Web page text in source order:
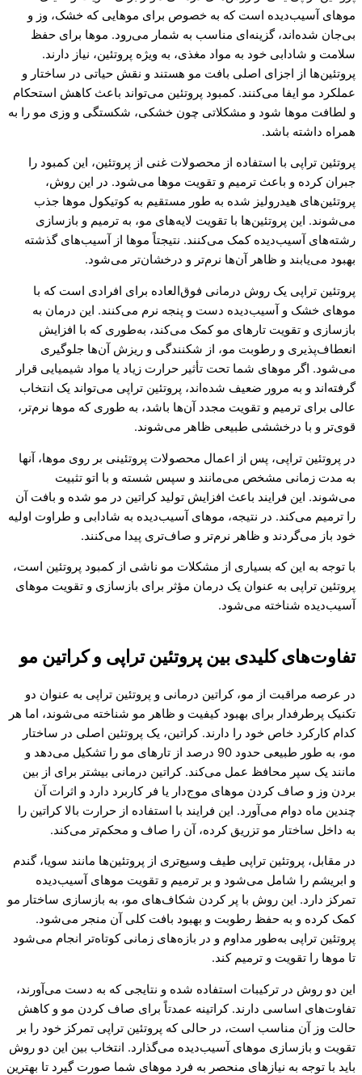
موهای آسیب‌دیده است که به خصوص برای موهایی که خشک، وز و
بی‌جان شده‌اند، گزینه‌ای مناسب به شمار می‌رود. موها برای حفظ
سلامت و شادابی خود به مواد مغذی، به ویژه پروتئین، نیاز دارند.
پروتئین‌ها از اجزای اصلی بافت مو هستند و نقش حیاتی در ساختار و
عملکرد مو ایفا می‌کنند. کمبود پروتئین می‌تواند باعث کاهش استحکام
و لطافت موها شود و مشکلاتی چون خشکی، شکستگی و وزی مو را به
همراه داشته باشد.
پروتئین تراپی با استفاده از محصولات غنی از پروتئین، این کمبود را
جبران کرده و باعث ترمیم و تقویت موها می‌شود. در این روش،
پروتئین‌های هیدرولیز شده به طور مستقیم به کوتیکول موها جذب
می‌شوند. این پروتئین‌ها با تقویت لایه‌های مو، به ترمیم و بازسازی
رشته‌های آسیب‌دیده کمک می‌کنند. نتیجتاً موها از آسیب‌های گذشته
بهبود می‌یابند و ظاهر آن‌ها نرم‌تر و درخشان‌تر می‌شود.
پروتئین تراپی یک روش درمانی فوق‌العاده برای افرادی است که با
موهای خشک و آسیب‌دیده دست و پنجه نرم می‌کنند. این درمان به
بازسازی و تقویت تارهای مو کمک می‌کند، به‌طوری که با افزایش
انعطاف‌پذیری و رطوبت مو، از شکنندگی و ریزش آن‌ها جلوگیری
می‌شود. اگر موهای شما تحت تأثیر حرارت زیاد یا مواد شیمیایی قرار
گرفته‌اند و به مرور ضعیف شده‌اند، پروتئین تراپی می‌تواند یک انتخاب
عالی برای ترمیم و تقویت مجدد آن‌ها باشد، به طوری که موها نرم‌تر،
قوی‌تر و با درخششی طبیعی ظاهر می‌شوند.
در پروتئین تراپی، پس از اعمال محصولات پروتئینی بر روی موها، آنها
به مدت زمانی مشخص می‌مانند و سپس شسته و با اتو تثبیت
می‌شوند. این فرایند باعث افزایش تولید کراتین در مو شده و بافت آن
را ترمیم می‌کند. در نتیجه، موهای آسیب‌دیده به شادابی و طراوت اولیه
خود باز می‌گردند و ظاهر نرم‌تر و صاف‌تری پیدا می‌کنند.
با توجه به این که بسیاری از مشکلات مو ناشی از کمبود پروتئین است،
پروتئین تراپی به عنوان یک درمان مؤثر برای بازسازی و تقویت موهای
آسیب‌دیده شناخته می‌شود.
تفاوت‌های کلیدی بین پروتئین تراپی و کراتین مو
در عرصه مراقبت از مو، کراتین درمانی و پروتئین تراپی به عنوان دو
تکنیک پرطرفدار برای بهبود کیفیت و ظاهر مو شناخته می‌شوند، اما هر
کدام کارکرد خاص خود را دارند. کراتین، یک پروتئین اصلی در ساختار
مو، به طور طبیعی حدود 90 درصد از تارهای مو را تشکیل می‌دهد و
مانند یک سپر محافظ عمل می‌کند. کراتین درمانی بیشتر برای از بین
بردن وز و صاف کردن موهای موج‌دار یا فر کاربرد دارد و اثرات آن
چندین ماه دوام می‌آورد. این فرایند با استفاده از حرارت بالا کراتین را
به داخل ساختار مو تزریق کرده، آن را صاف و محکم‌تر می‌کند.
در مقابل، پروتئین تراپی طیف وسیع‌تری از پروتئین‌ها مانند سویا، گندم
و ابریشم را شامل می‌شود و بر ترمیم و تقویت موهای آسیب‌دیده
تمرکز دارد. این روش با پر کردن شکاف‌های مو، به بازسازی ساختار مو
کمک کرده و به حفظ رطوبت و بهبود بافت کلی آن منجر می‌شود.
پروتئین تراپی به‌طور مداوم و در بازه‌های زمانی کوتاه‌تر انجام می‌شود
تا موها را تقویت و ترمیم کند.
این دو روش در ترکیبات استفاده شده و نتایجی که به دست می‌آورند،
تفاوت‌های اساسی دارند. کراتینه عمدتاً برای صاف کردن مو و کاهش
حالت وز آن مناسب است، در حالی که پروتئین تراپی تمرکز خود را بر
تقویت و بازسازی موهای آسیب‌دیده می‌گذارد. انتخاب بین این دو روش
باید با توجه به نیازهای منحصر به فرد موهای شما صورت گیرد تا بهترین